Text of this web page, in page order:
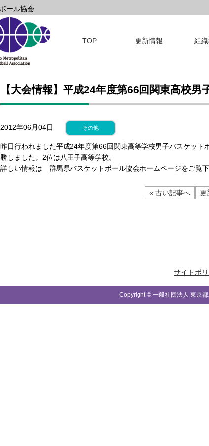
ール協会
TOP 更新情報 組
【大会情報】平成24年度第66回関東高校
2012年06月04日 その他
昨日行われました平成24年度第66回関東高等学校男子バスケッ
勝しました。2位は八王子高等学校。
詳しい情報は 群馬県バスケットボール協会ホームページをご覧下
« 古い記事へ 更
サイトポ
Copyright © 一般社団法人 東京